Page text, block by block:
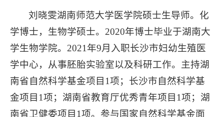
刘晓雯湖南师范大学医学院硕士生导师。化
学博士，生物学硕士。2020年博士毕业于湖南大
学生物学院。2021年9月入职长沙市妇幼生殖医
学中心，从事胚胎实验室以及科研工作。主持湖
南省自然科学基金项目1项；长沙市自然科学基
金项目1项；湖南省教育厅优秀青年项目1项；湖
南省卫健委项目1项。参与国家自然科学基金面